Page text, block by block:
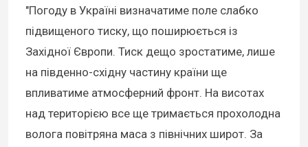
"Погоду в Україні визначатиме поле слабко
підвищеного тиску, що поширюється із
Західної Європи. Тиск дещо зростатиме, лише
на південно-східну частину країни ще
впливатиме атмосферний фронт. На висотах
над територією все ще тримається прохолодна
волога повітряна маса з північних широт. За